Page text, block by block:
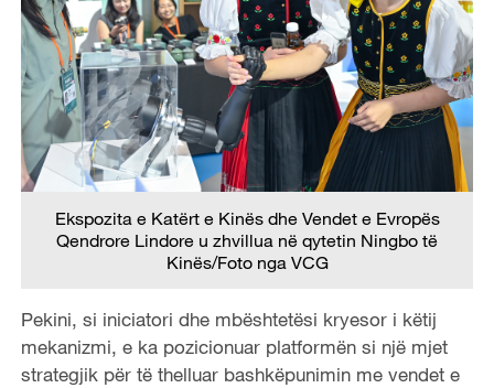
Ekspozita e Katërt e Kinës dhe Vendet e Evropës
Qendrore Lindore u zhvillua në qytetin Ningbo të
Kinës/Foto nga VCG
Pekini, si iniciatori dhe mbështetësi kryesor i këtij
mekanizmi, e ka pozicionuar platformën si një mjet
strategjik për të thelluar bashkëpunimin me vendet e